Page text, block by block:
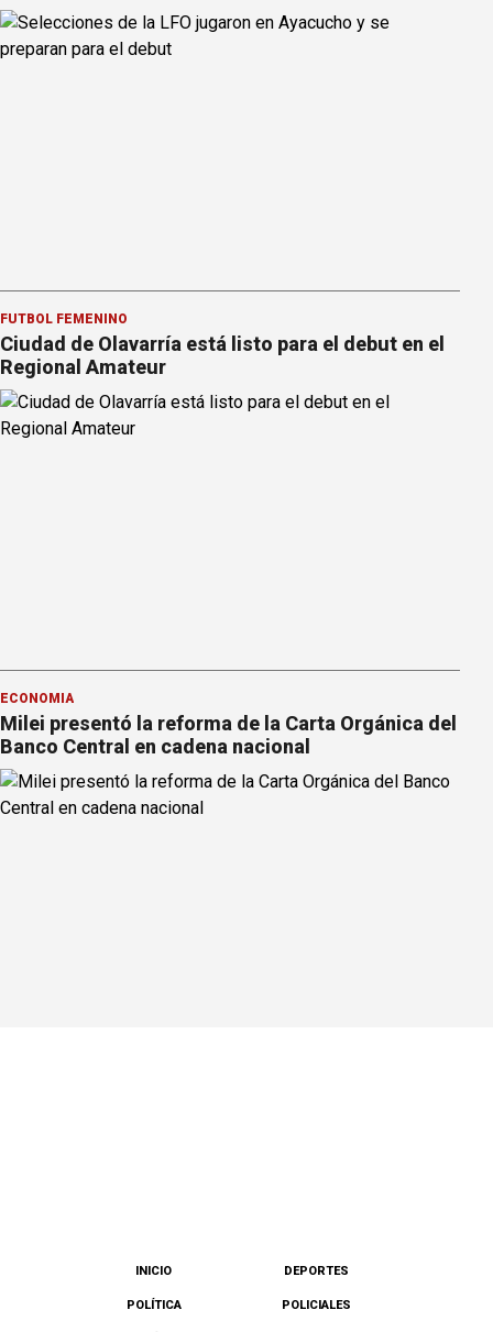
FÚTBOL FEMENINO
Ciudad de Olavarría está listo para el debut en el
Regional Amateur
ECONOMÍA
Milei presentó la reforma de la Carta Orgánica del
Banco Central en cadena nacional
INICIO DEPORTES
POLÍTICA POLICIALES